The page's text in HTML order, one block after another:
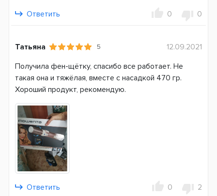
Ответить
0 0
Татьяна 5
12.09.2021
Получила фен-щётку, спасибо все работает. Не
такая она и тяжёлая, вместе с насадкой 470 гр.
Хороший продукт, рекомендую.
Ответить 0 2